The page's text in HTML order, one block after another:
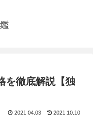
を徹底解説【独
2021.04.03 2021.10.10